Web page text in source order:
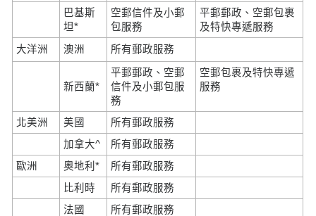
巴基斯
坦*
空郵信件及小郵
包服務
平郵郵政、空郵包裹
及特快專遞服務
大洋洲
澳洲 所有郵政服務
新西蘭*
平郵郵政、空郵
信件及小郵包服
務
空郵包裹及特快專遞
服務
北美洲 美國
所有郵政服務
加拿大^
所有郵政服務
歐洲
奧地利*
所有郵政服務
比利時
所有郵政服務
法國
所有郵政服務